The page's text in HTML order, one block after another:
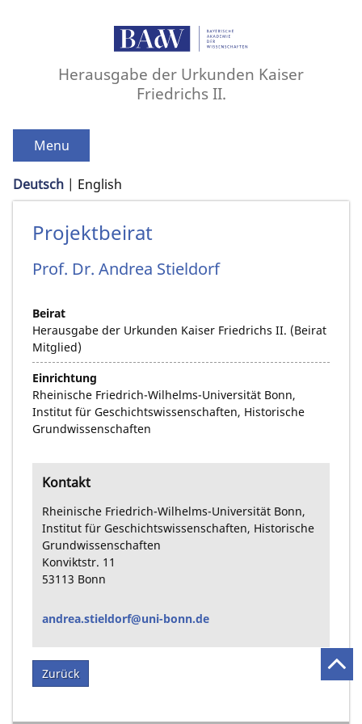
Herausgabe der Urkunden Kaiser
Friedrichs II.
Menu
Deutsch English
Projektbeirat
Prof. Dr. Andrea Stieldorf
Beirat
Herausgabe der Urkunden Kaiser Friedrichs II. (Beirat
Mitglied)
Einrichtung
Rheinische Friedrich-Wilhelms-Universität Bonn,
Institut für Geschichtswissenschaften, Historische
Grundwissenschaften
Kontakt
Rheinische Friedrich-Wilhelms-Universität Bonn,
Institut für Geschichtswissenschaften, Historische
Grundwissenschaften
Konviktstr. 11
53113 Bonn
andrea.stieldorf@uni-bonn.de
Zurück